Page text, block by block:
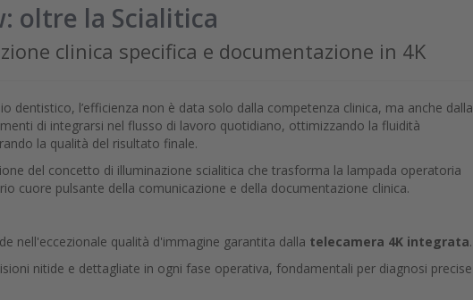
oltre la Scialitica
clinica specifica e documentazione in 4K
dentistico, l’efficienza non è data solo dalla competenza clinica, ma anche dalla
di integrarsi nel flusso di lavoro quotidiano, ottimizzando la fluidità
la qualità del risultato finale.
del concetto di illuminazione scialitica che trasforma la lampada operatoria
cuore pulsante della comunicazione e della documentazione clinica.
nell'eccezionale qualità d'immagine garantita dalla telecamera 4K integrata.
nitide e dettagliate in ogni fase operativa, fondamentali per diagnosi precise